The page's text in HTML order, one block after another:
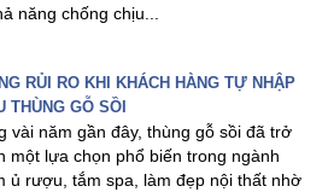
năng chống chịu...
RỦI RO KHI KHÁCH HÀNG TỰ NHẬP
THÙNG GỖ SỒI
vài năm gần đây, thùng gỗ sồi đã trở
một lựa chọn phổ biến trong ngành
ủ rượu, tắm spa, làm đẹp nội thất nhờ